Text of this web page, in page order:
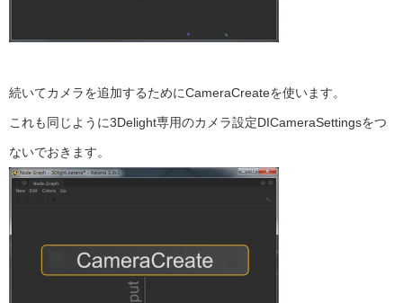
続いてカメラを追加するためにCameraCreateを使います。
これも同じように3Delight専用のカメラ設定DICameraSettingsをつ
ないでおきます。